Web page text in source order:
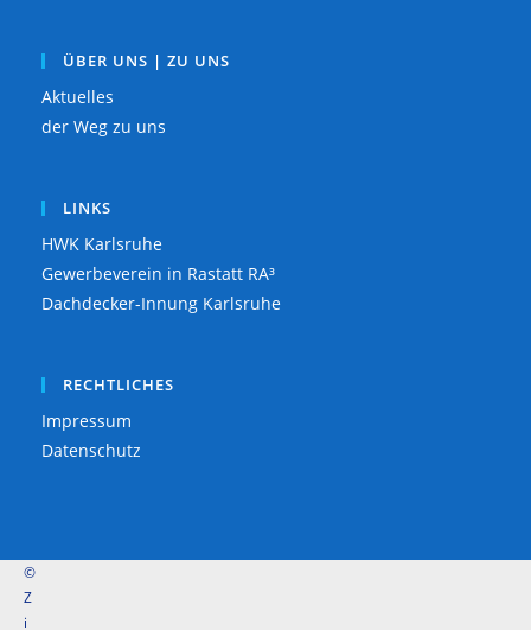
ÜBER UNS | ZU UNS
Aktuelles
der Weg zu uns
LINKS
HWK Karlsruhe
Gewerbeverein in Rastatt RA³
Dachdecker-Innung Karlsruhe
RECHTLICHES
Impressum
Datenschutz
©
Z
i